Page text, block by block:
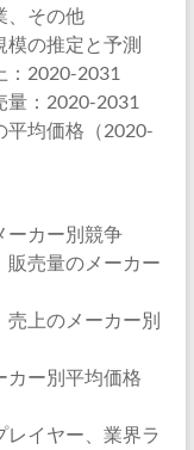
、その他
模の推定と予測
：2020-2031
量：2020-2031
平均価格（2020-
ーカー別競争
販売量のメーカー
売上のメーカー別
カー別平均価格
イヤー、業界ラ